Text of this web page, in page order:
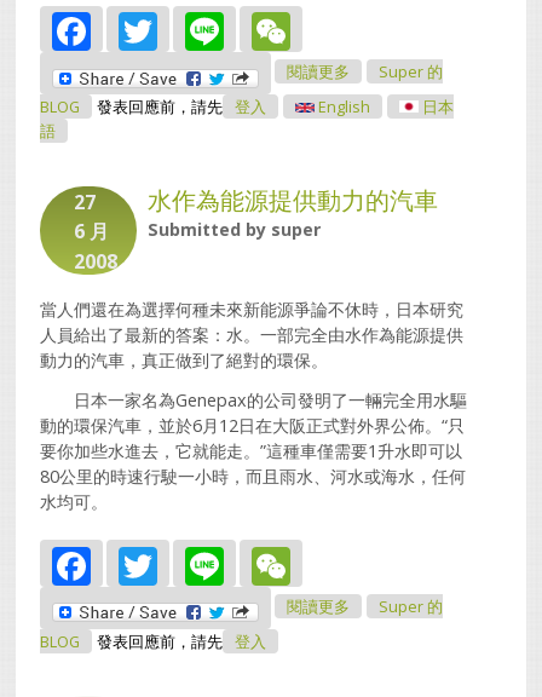
Facebook
Twitter
Line
閱讀更多關於水作為能源提供動力
的汽車
Super 的
BLOG
發表回應前，請先 登入 English
日本
語
27
6 月
2008
水作為能源提供動力的汽車
Submitted by super
當人們還在為選擇何種未來新能源爭論不休時，日本研究
人員給出了最新的答案：水。一部完全由水作為能源提供
動力的汽車，真正做到了絕對的環保。
日本一家名為Genepax的公司發明了一輛完全用水驅
動的環保汽車，並於6月12日在大阪正式對外界公佈。“只
要你加些水進去，它就能走。”這種車僅需要1升水即可以
80公里的時速行駛一小時，而且雨水、河水或海水，任何
水均可。
Facebook
Twitter
Line
閱讀更多關於水作為能源提供動力
的汽車
Super 的
BLOG
發表回應前，請先 登入